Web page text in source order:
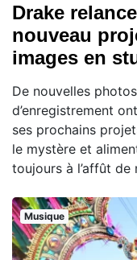
Drake
nouveau
images en
De nouvelles
d’enregistrement
ses prochains
le mystère et
toujours à l’affût de
Musique